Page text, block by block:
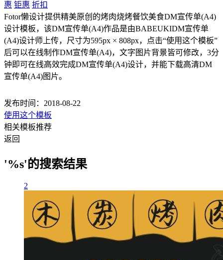
惠 钜惠 折扣
Fotor懒设计提供精美原创的烤肉烧烤餐饮美食DM宣传单(A4)
设计模板，该DM宣传单(A4)作品是由BABEUKIDM宣传单
(A4)设计师上传，尺寸为595px × 808px，点击“使用这个模板”
后可以在线制作DM宣传单(A4)，文字图片背景皆可修改，3分
钟即可在线高效完成DM宣传单(A4)设计，并能下载高清DM
宣传单(A4)图片。
发布时间：2018-08-22
使用这个模板
相关模板推荐
返回
'%s'的搜索结果
2